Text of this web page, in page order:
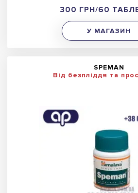
300 ГРН/60
У МАГАЗИН
SPEMAN
Від безпліддя та